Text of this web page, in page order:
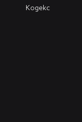
Кодекс